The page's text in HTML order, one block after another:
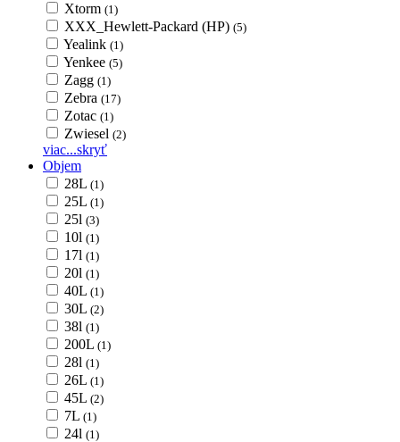
Xtorm (1)
XXX_Hewlett-Packard (HP) (5)
Yealink (1)
Yenkee (5)
Zagg (1)
Zebra (17)
Zotac (1)
Zwiesel (2)
viac...skryť
Objem
28L (1)
25L (1)
25l (3)
10l (1)
17l (1)
20l (1)
40L (1)
30L (2)
38l (1)
200L (1)
28l (1)
26L (1)
45L (2)
7L (1)
24l (1)